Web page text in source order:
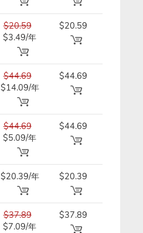
$20.59
$3.49/年
$20.59
$44.69
$14.09/年
$44.69
$44.69
$5.09/年
$44.69
$20.39/年 $20.39
$37.89
$7.09/年
$37.89